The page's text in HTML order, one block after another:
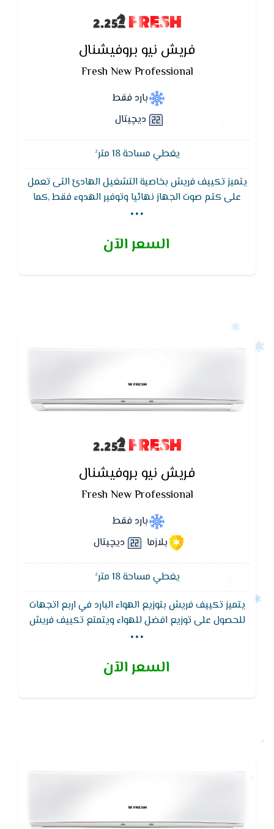
FRESH
فريش نيو بروفيشنال
Fresh New Professional
بارد فقط
ديچيتال
يغطي مساحة 18 متر²
يتميز تكييف فريش بخاصية التشغيل الهادئ التى تعمل
على كتم صوت الجهاز نهائيا وتوفير الهدوء فقط ,كما
يتميز تكييف فريش ايضا بخاصية التبريد السريع التى
...
السعر الآن
FRESH
فريش نيو بروفيشنال
Fresh New Professional
بارد فقط
بلازما
ديچيتال
يغطي مساحة 18 متر²
يتميز تكييف فريش بتوزيع الهواء البارد في اربع اتجهات
للحصول على توزيع افضل للهواء ويتمتع تكييف فريش
ايضا بشكل جذاب , خاصية االبلازما التى تعمل على القضاء
...
السعر الآن